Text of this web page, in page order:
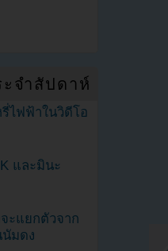
จำสัปดาห์
ไฟฟ้าในวิดีโอ
และมินะ
จะแยกตัวจาก
มดง